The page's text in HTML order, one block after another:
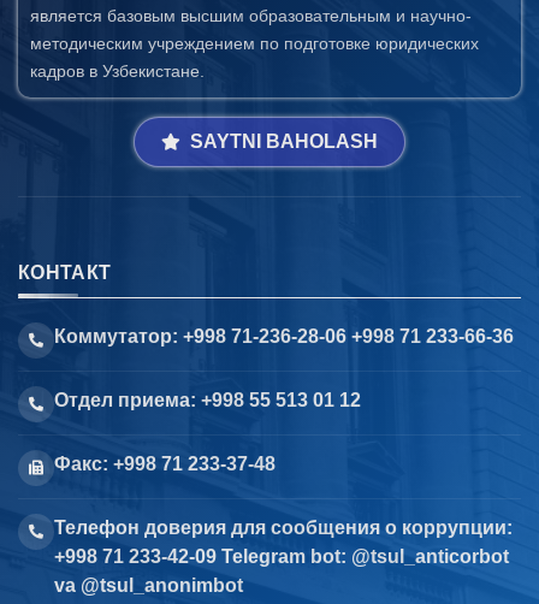
является базовым высшим образовательным и научно-
методическим учреждением по подготовке юридических
кадров в Узбекистане.
SAYTNI BAHOLASH
КОНТАКТ
Коммутатор: +998 71-236-28-06 +998 71 233-66-36
Отдел приема: +998 55 513 01 12
Факс: +998 71 233-37-48
Телефон доверия для сообщения о коррупции:
+998 71 233-42-09 Telegram bot: @tsul_anticorbot
va @tsul_anonimbot